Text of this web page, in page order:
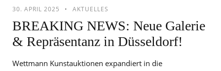
30. APRIL 2025 AKTUELLES
BREAKING NEWS: Neue Galerie
& Repräsentanz in Düsseldorf!
Wettmann Kunstauktionen expandiert in die